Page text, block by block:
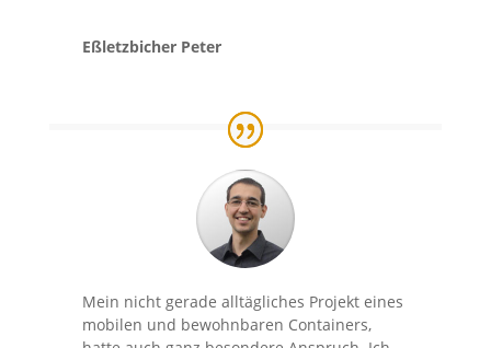
Eßletzbicher Peter
Mein nicht gerade alltägliches Projekt eines
mobilen und bewohnbaren Containers,